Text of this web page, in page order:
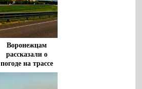
Воронежцам
рассказали о
погоде на трассе
М-4 «Дон» 5